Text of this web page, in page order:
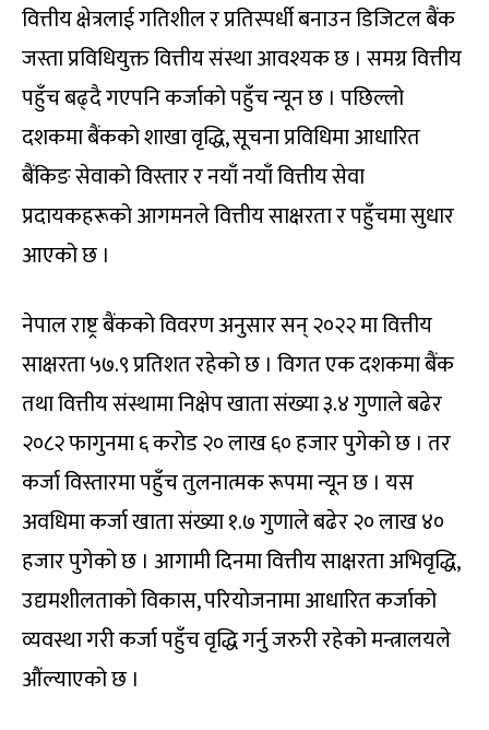
वित्तीय क्षेत्रलाई गतिशील र प्रतिस्पर्धी बनाउन डिजिटल बैंक
जस्ता प्रविधियुक्त वित्तीय संस्था आवश्यक छ । समग्र वित्तीय
पहुँच बढ्दै गएपनि कर्जाको पहुँच न्यून छ । पछिल्लो
दशकमा बैंकको शाखा वृद्धि, सूचना प्रविधिमा आधारित
बैंकिङ सेवाको विस्तार र नयाँ नयाँ वित्तीय सेवा
प्रदायकहरूको आगमनले वित्तीय साक्षरता र पहुँचमा सुधार
आएको छ ।
नेपाल राष्ट्र बैंकको विवरण अनुसार सन् २०२२ मा वित्तीय
साक्षरता ५७.९ प्रतिशत रहेको छ । विगत एक दशकमा बैंक
तथा वित्तीय संस्थामा निक्षेप खाता संख्या ३.४ गुणाले बढेर
२०८२ फागुनमा ६ करोड २० लाख ६० हजार पुगेको छ । तर
कर्जा विस्तारमा पहुँच तुलनात्मक रूपमा न्यून छ । यस
अवधिमा कर्जा खाता संख्या १.७ गुणाले बढेर २० लाख ४०
हजार पुगेको छ । आगामी दिनमा वित्तीय साक्षरता अभिवृद्धि,
उद्यमशीलताको विकास, परियोजनामा आधारित कर्जाको
व्यवस्था गरी कर्जा पहुँच वृद्धि गर्नु जरुरी रहेको मन्त्रालयले
औंल्याएको छ ।